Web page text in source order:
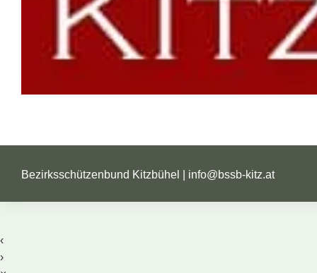
Bezirksschützenbund Kitzbühel | info@bssb-kitz.at
‹
›